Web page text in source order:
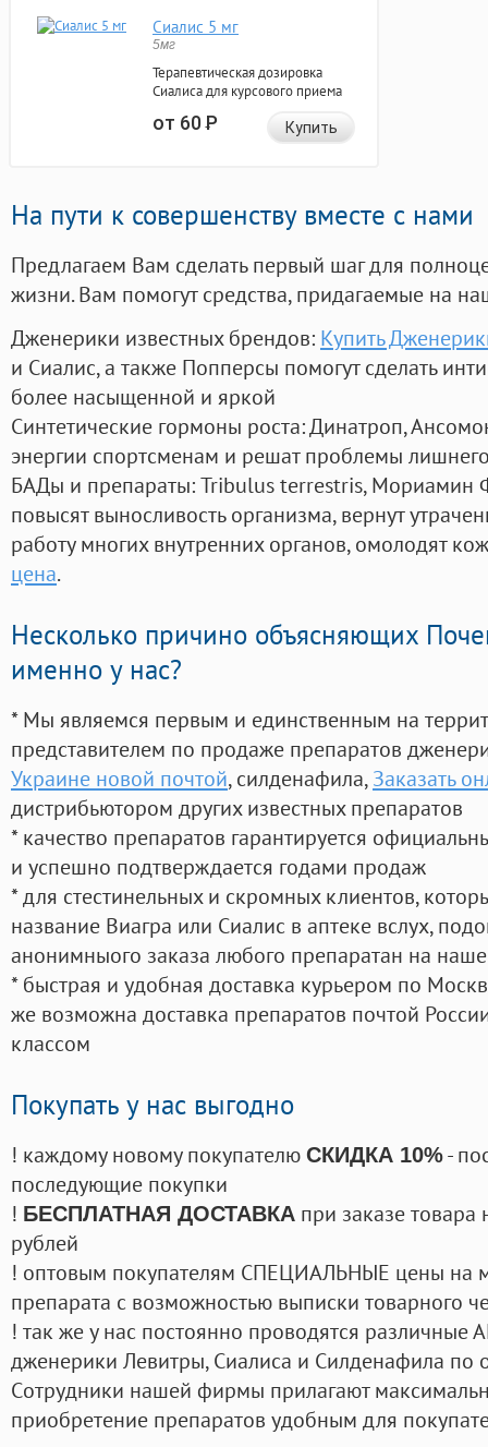
Сиалис 5 мг
5мг
Терапевтическая дозировка
Сиалиса для курсового приема
от 60Р Купить
На пути к совершенству вместе с нами
Предлагаем Вам сделать первый шаг для
жизни. Вам помогут средства, придагаемые на
Дженерики известных брендов: Купить
и Сиалис, а также Попперсы помогут сделать
более насыщенной и яркой
Синтетические гормоны роста: Динатроп,
энергии спортсменам и решат проблемы
БАДы и препараты:Tribulus terrestris, Мориамин
повысят выносливость организма, вернут
работу многих внутренних органов, омолодят
цена.
Несколько причино объясняющих
именно у нас?
* Мы являемся первым и единственным на
представителем по продаже препаратов
Украине новой почтой, силденафила, Заказать
дистрибьютором других известных препаратов
* качество препаратов гарантируется
и успешно подтверждается годами продаж
* для стестинельных и скромных клиентов,
название Виагра или Сиалис в аптеке вслух,
анонимныого заказа любого препаратан на
* быстрая и удобная доставка курьером по
же возможна доставка препаратов почтой
классом
Покупать у нас выгодно
! каждому новому покупателю СКИДКА 10%-
последующие покупки
! БЕСПЛАТНАЯ ДОСТАВКА при заказе
рублей
! оптовым покупателям СПЕЦИАЛЬНЫЕ цены на
препарата с возможностью выписки товарного
! так же у нас постоянно проводятся
дженерики Левитры, Сиалиса и Силденафила по
Cотрудники нашей фирмы прилагают
приобретение препаратов удобным для